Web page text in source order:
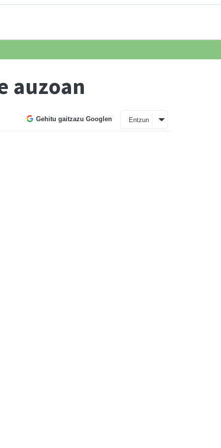
auzoan
Gehitu gaitzazu Googlen Entzun